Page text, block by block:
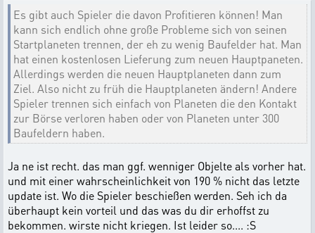
Es gibt auch Spieler die davon Profitieren können! Man
kann sich endlich ohne große Probleme sich von seinen
Startplaneten trennen, der eh zu wenig Baufelder hat. Man
hat einen kostenlosen Lieferung zum neuen Hauptpaneten.
Allerdings werden die neuen Hauptplaneten dann zum
Ziel. Also nicht zu früh die Hauptplaneten ändern! Andere
Spieler trennen sich einfach von Planeten die den Kontakt
zur Börse verloren haben oder von Planeten unter 300
Baufeldern haben.
Ja ne ist recht. das man ggf. wenniger Objelte als vorher hat.
und mit einer wahrscheinlichkeit von 190 % nicht das letzte
update ist. Wo die Spieler beschießen werden. Seh ich da
überhaupt kein vorteil und das was du dir erhoffst zu
bekommen. wirste nicht kriegen. Ist leider so.... :S